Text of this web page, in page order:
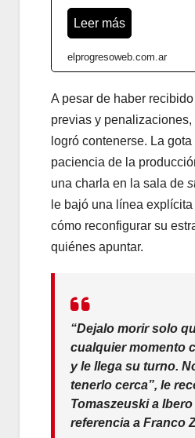
Leer más
elprogresoweb.com.ar
A pesar de haber
previas y
logró contenerse. La
paciencia de la
una charla en la sala de
le bajó una línea
cómo reconfigurar su
quiénes apuntar.
“Dejalo morir solo
cualquier momento
y le llega su turno.
tenerlo cerca”, le
Tomaszeuski a Ibero
referencia a Franco